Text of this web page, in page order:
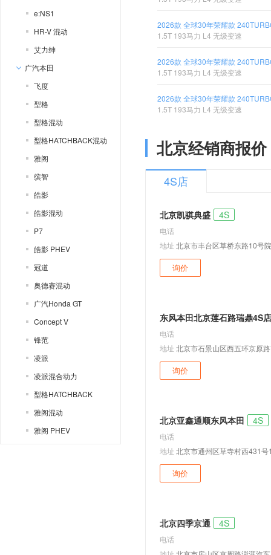
e:NS1
HR-V 混动
艾力绅
广汽本田
飞度
型格
型格混动
型格HATCHBACK混动
雅阁
缤智
皓影
皓影混动
P7
皓影 PHEV
冠道
奥德赛混动
广汽Honda GT
Concept V
锋范
凌派
凌派混合动力
型格HATCHBACK
雅阁混动
雅阁 PHEV
2026款 全球30年荣耀款
1.5T 193马力 L4 无级变速
2026款 全球30年荣耀款
1.5T 193马力 L4 无级变速
2026款 全球30年荣耀款
1.5T 193马力 L4 无级变速
北京经销商报价
4S店
北京凯骐典盛 4S
电话
地址 北京市丰台区草桥东路10号
询价
东风本田北京莲石路瑞鼎4S店
电话
地址 北京市石景山区西五环京原
询价
北京亚鑫通顺东风本田 4S
电话
地址 北京市通州区草寺村西431号
询价
北京四季京通 4S
电话